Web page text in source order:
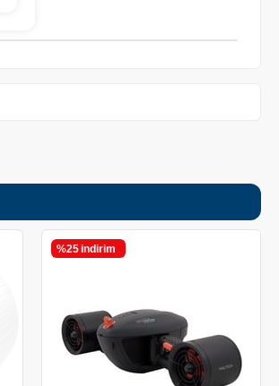
%25i̇ndirim